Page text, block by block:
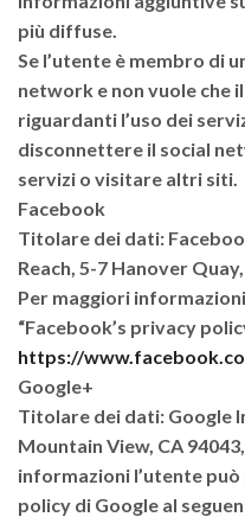
più diffuse.
Se l’utente è membro di
network e non vuole che
riguardanti l’uso dei
disconnettere il social
servizi o visitare altri siti.
Facebook
Titolare dei dati:
Reach, 5-7 Hanover
Per maggiori
“Facebook’s privacy
https://
Google+
Titolare dei dati: Google
Mountain View, CA
informazioni l’utente
policy di Google al